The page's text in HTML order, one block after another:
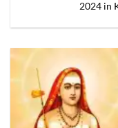
2024 in